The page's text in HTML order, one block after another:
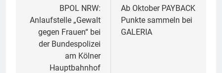
BPOL NRW:
Anlaufstelle „Gewalt
gegen Frauen“ bei
der Bundespolizei
am Kölner
Hauptbahnhof
Ab Oktober PAYBACK
Punkte sammeln bei
GALERIA